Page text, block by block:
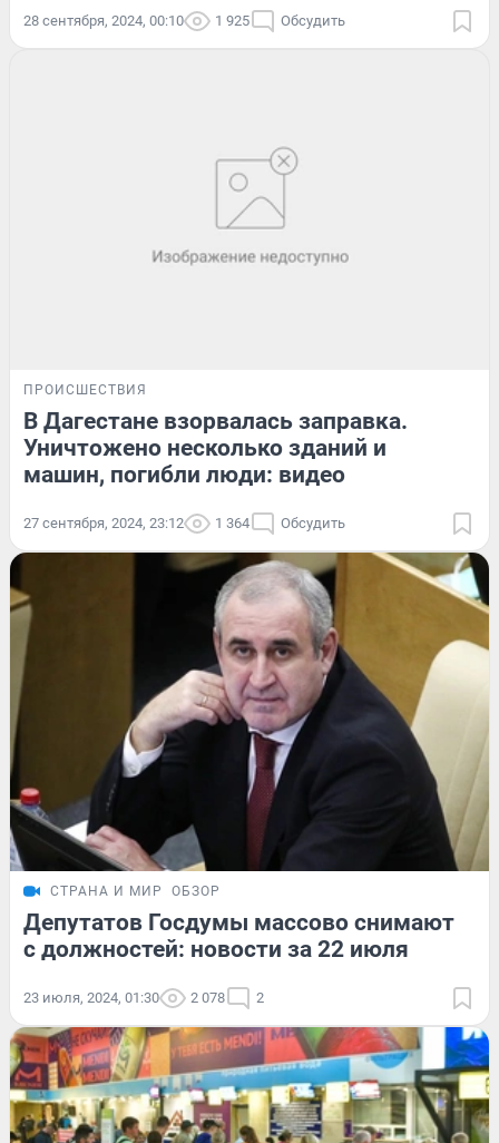
28 сентября, 2024, 00:10 1 925 Обсудить
ПРОИСШЕСТВИЯ
В Дагестане взорвалась заправка.
Уничтожено несколько зданий и
машин, погибли люди: видео
27 сентября, 2024, 23:12 1 364 Обсудить
СТРАНА И МИР ОБЗОР
Депутатов Госдумы массово снимают
с должностей: новости за 22 июля
23 июля, 2024, 01:30 2 078 2